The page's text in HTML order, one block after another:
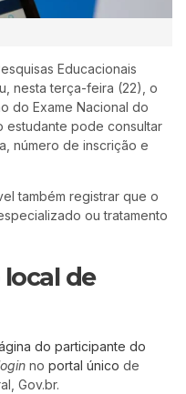
Educacionais
nesta terça-feira (22), o
do Exame Nacional do
estudante pode consultar
número de inscrição e
também registrar que o
ou tratamento
de
do participante do
no portal único de
Gov.br.